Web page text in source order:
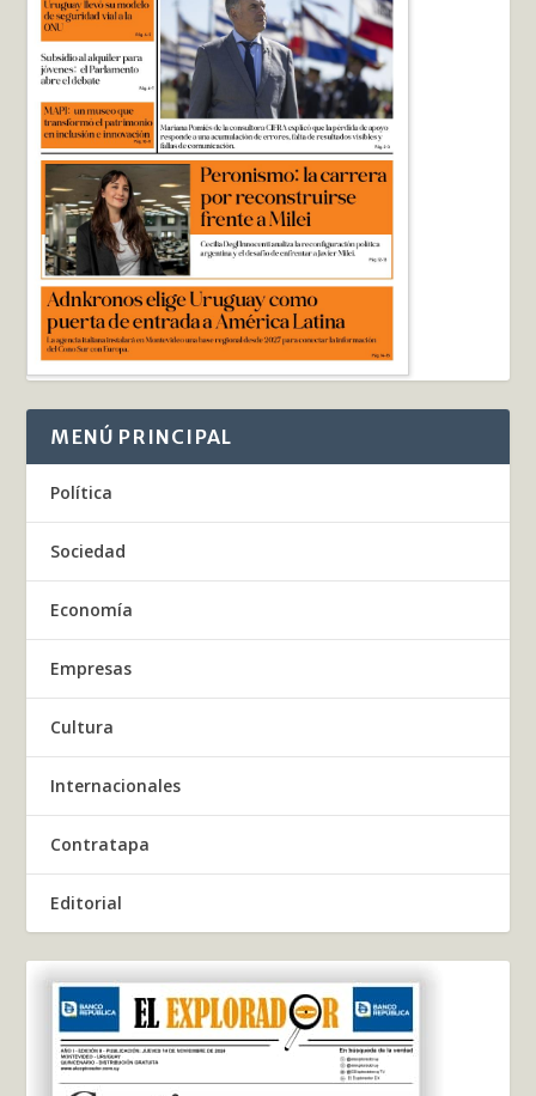
MENÚ PRINCIPAL
Política
Sociedad
Economía
Empresas
Cultura
Internacionales
Contratapa
Editorial